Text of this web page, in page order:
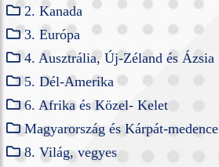
2. Kanada
3. Európa
4. Ausztrália, Új-Zéland és Ázsia
5. Dél-Amerika
6. Afrika és Közel- Kelet
Magyarország és Kárpát-medence
8. Világ, vegyes